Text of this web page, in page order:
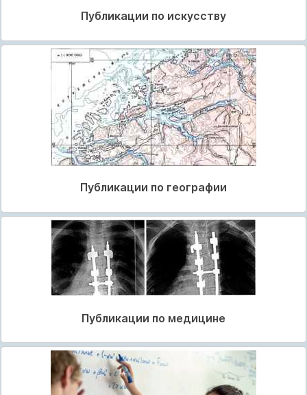
Публикации по искусству
Публикации по географии
Публикации по медицине